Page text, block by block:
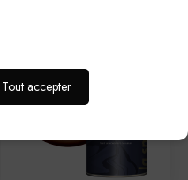
Tout accepter